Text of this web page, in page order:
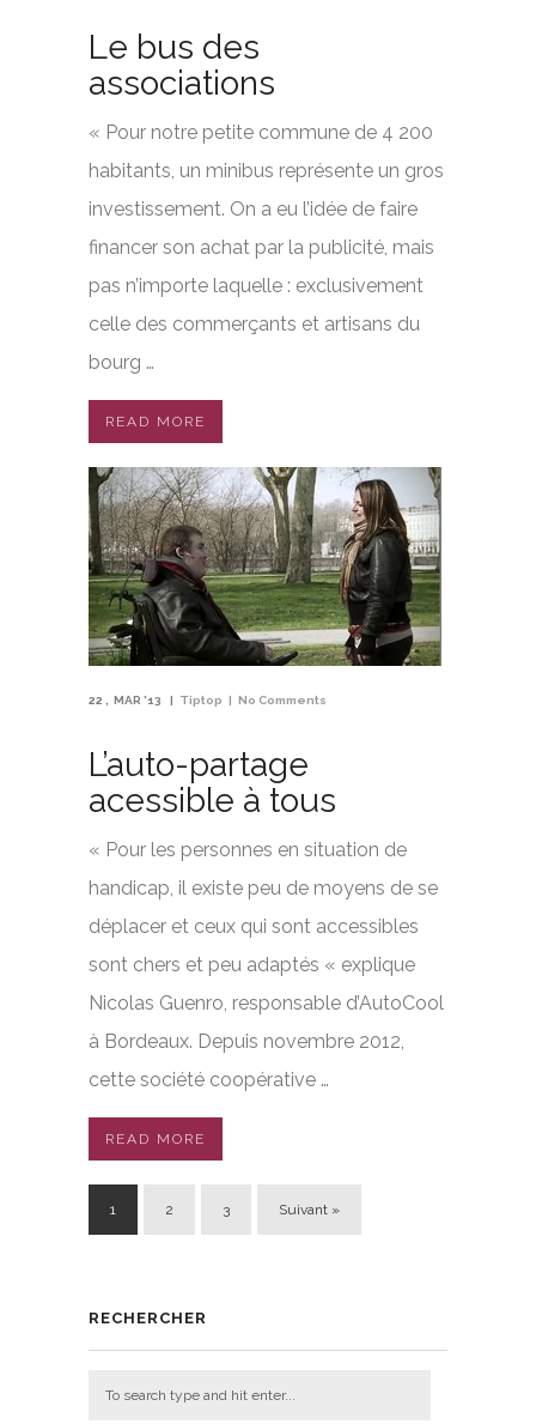
Le bus des
associations
« Pour notre petite commune de 4 200
habitants, un minibus représente un gros
investissement. On a eu l’idée de faire
financer son achat par la publicité, mais
pas n’importe laquelle : exclusivement
celle des commerçants et artisans du
bourg …
READ MORE
22 MAR '13 Tiptop No Comments
L’auto-partage
acessible à tous
« Pour les personnes en situation de
handicap, il existe peu de moyens de se
déplacer et ceux qui sont accessibles
sont chers et peu adaptés « explique
Nicolas Guenro, responsable d’AutoCool
à Bordeaux. Depuis novembre 2012,
cette société coopérative …
READ MORE
1 2 3 Suivant »
RECHERCHER